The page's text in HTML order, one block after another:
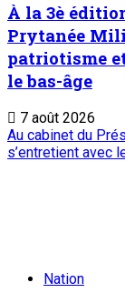
À la 3è
Prytanée
patriotisme
le bas-âge
7 août 2026
Au cabinet du
s’entretient avec
Nation